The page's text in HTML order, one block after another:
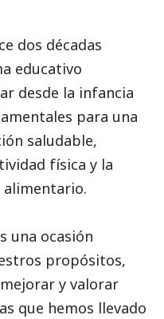
dos décadas
educativo
desde la infancia
para una
saludable,
física y la
alimentario.
una ocasión
propósitos,
y valorar
que hemos llevado